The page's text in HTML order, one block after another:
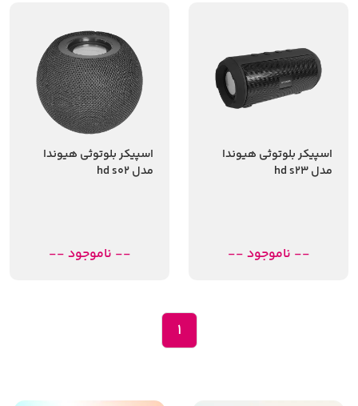
اسپیکر بلوتوثی هیوندا
مدل hd s23
-- ناموجود --
اسپیکر بلوتوثی هیوندا
مدل hd s02
-- ناموجود --
1